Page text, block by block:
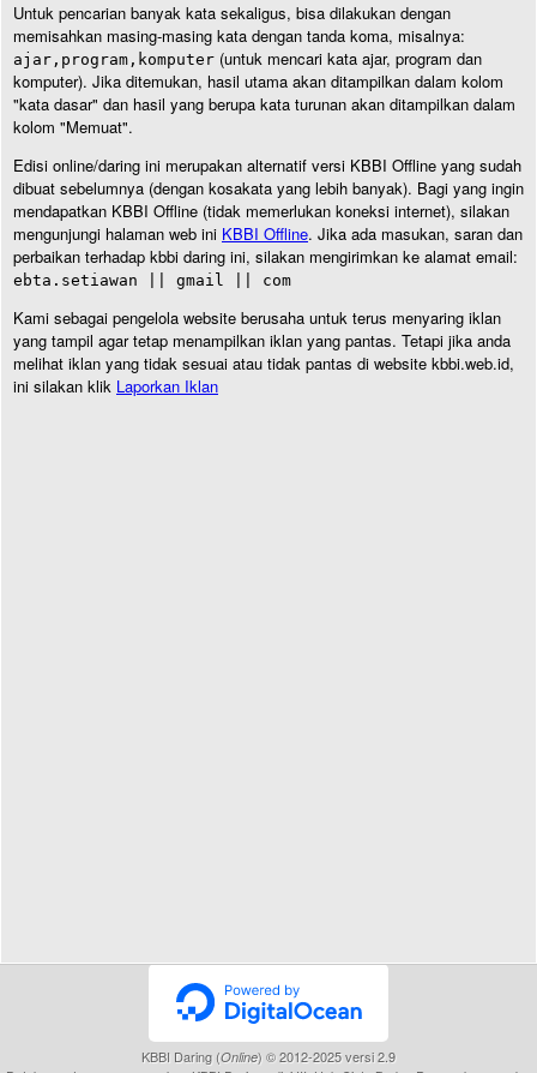
Untuk pencarian banyak kata sekaligus, bisa dilakukan dengan
memisahkan masing-masing kata dengan tanda koma, misalnya:
ajar,program,komputer (untuk mencari kata ajar, program dan
komputer). Jika ditemukan, hasil utama akan ditampilkan dalam kolom
"kata dasar" dan hasil yang berupa kata turunan akan ditampilkan dalam
kolom "Memuat".
Edisi online/daring ini merupakan alternatif versi KBBI Offline yang sudah
dibuat sebelumnya (dengan kosakata yang lebih banyak). Bagi yang ingin
mendapatkan KBBI Offline (tidak memerlukan koneksi internet), silakan
mengunjungi halaman web ini KBBI Offline. Jika ada masukan, saran dan
perbaikan terhadap kbbi daring ini, silakan mengirimkan ke alamat email:
ebta.setiawan || gmail || com
Kami sebagai pengelola website berusaha untuk terus menyaring iklan
yang tampil agar tetap menampilkan iklan yang pantas. Tetapi jika anda
melihat iklan yang tidak sesuai atau tidak pantas di website kbbi.web.id,
ini silakan klik Laporkan Iklan
KBBI Daring (Online) © 2012-2025 versi 2.9